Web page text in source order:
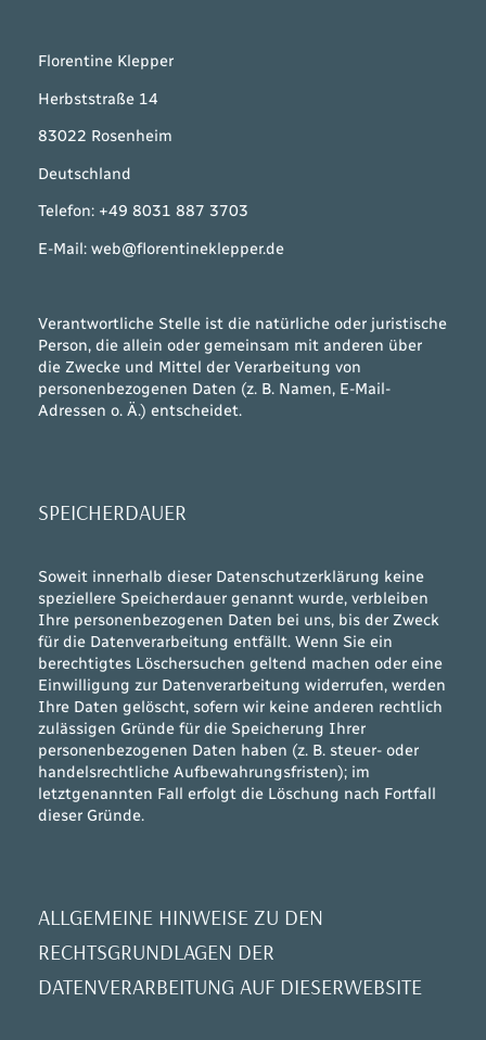
Florentine Klepper
Herbststraße 14
83022 Rosenheim
Deutschland
Telefon: +49 8031 887 3703
E-Mail: web@florentineklepper.de
Verantwortliche Stelle ist die natürliche oder juristische
Person, die allein oder gemeinsam mit anderen über
die Zwecke und Mittel der Verarbeitung von
personenbezogenen Daten (z. B. Namen, E-Mail-
Adressen o. Ä.) entscheidet.
SPEICHERDAUER
Soweit innerhalb dieser Datenschutzerklärung keine
speziellere Speicherdauer genannt wurde, verbleiben
Ihre personenbezogenen Daten bei uns, bis der Zweck
für die Datenverarbeitung entfällt. Wenn Sie ein
berechtigtes Löschersuchen geltend machen oder eine
Einwilligung zur Datenverarbeitung widerrufen, werden
Ihre Daten gelöscht, sofern wir keine anderen rechtlich
zulässigen Gründe für die Speicherung Ihrer
personenbezogenen Daten haben (z. B. steuer- oder
handelsrechtliche Aufbewahrungsfristen); im
letztgenannten Fall erfolgt die Löschung nach Fortfall
dieser Gründe.
ALLGEMEINE HINWEISE ZU DEN
RECHTSGRUNDLAGEN DER
DATENVERARBEITUNG AUF DIESERWEBSITE